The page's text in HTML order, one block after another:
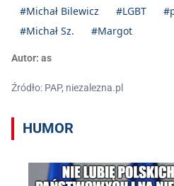
#Michał Bilewicz #LGBT
#Michał Sz.
#Margot
Autor: as
Źródło: PAP, niezalezna.pl
HUMOR